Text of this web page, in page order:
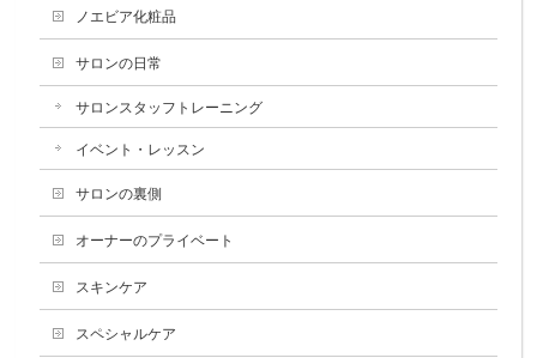
ノエビア化粧品
サロンの日常
サロンスタッフトレーニング
イベント・レッスン
サロンの裏側
オーナーのプライベート
スキンケア
スペシャルケア